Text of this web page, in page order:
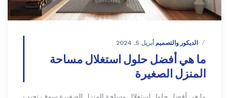
الديكور والتصميم أبريل 5, 2024
ما هي أفضل حلول استغلال مساحة
المنزل الصغيرة